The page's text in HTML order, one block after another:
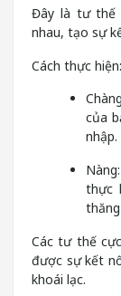
Đây là tư thế
nhau, tạo sự
Cách thực hiện:
của
nhập.
thực
Các tư thế
được sự kết
khoái lạc.